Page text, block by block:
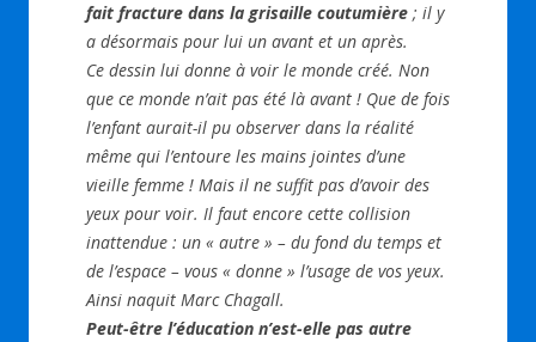
fait fracture dans la grisaille coutumière ; il y
a désormais pour lui un avant et un après.
Ce dessin lui donne à voir le monde créé. Non
que ce monde n’ait pas été là avant ! Que de fois
l’enfant aurait-il pu observer dans la réalité
même qui l’entoure les mains jointes d’une
vieille femme ! Mais il ne suffit pas d’avoir des
yeux pour voir. Il faut encore cette collision
inattendue : un « autre » – du fond du temps et
de l’espace – vous « donne » l’usage de vos yeux.
Ainsi naquit Marc Chagall.
Peut-être l’éducation n’est-elle pas autre